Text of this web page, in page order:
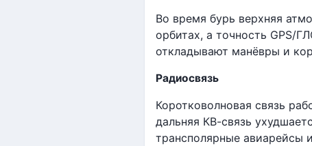
Во время бурь верхняя
орбитах, а точность GPS/
откладывают манёвры и
Радиосвязь
Коротковолновая связь
дальняя КВ-связь
трансполярные авиарейсы